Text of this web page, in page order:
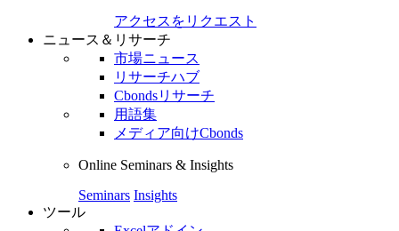
アクセスをリクエスト
ニュース＆リサーチ
市場ニュース
リサーチハブ
Cbondsリサーチ
用語集
メディア向けCbonds
Online Seminars & Insights
Seminars Insights
ツール